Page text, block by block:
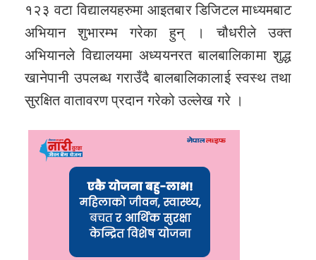
१२३ वटा विद्यालयहरुमा आइतबार डिजिटल माध्यमबाट
अभियान शुभारम्भ गरेका हुन् । चौधरीले उक्त
अभियानले विद्यालयमा अध्ययनरत बालबालिकामा शुद्ध
खानेपानी उपलब्ध गराउँदै बालबालिकालाई स्वस्थ तथा
सुरक्षित वातावरण प्रदान गरेको उल्लेख गरे ।